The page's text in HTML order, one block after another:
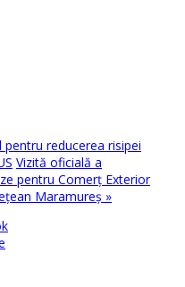
reducerea risipei
Vizită oficială a
pentru Comerț Exterior
Maramureș »